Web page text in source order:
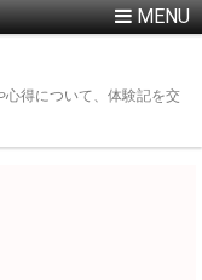
得について、体験記を交